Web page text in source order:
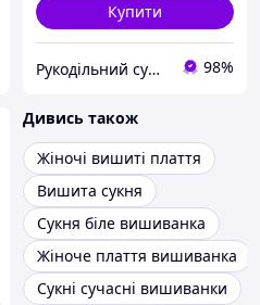
Купити
Рукодільний сундучок 98%
Дивись також
Жіночі вишиті плаття
Вишита сукня
Сукня біле вишиванка
Жіноче плаття вишиванка
Сукні сучасні вишиванки